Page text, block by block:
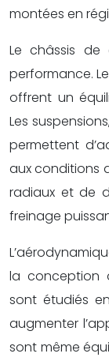
montées en
Le châssis
performance.
offrent un
Les
permettent
aux conditions
radiaux et de
freinage
la conception
sont étudiés
augmenter
sont même